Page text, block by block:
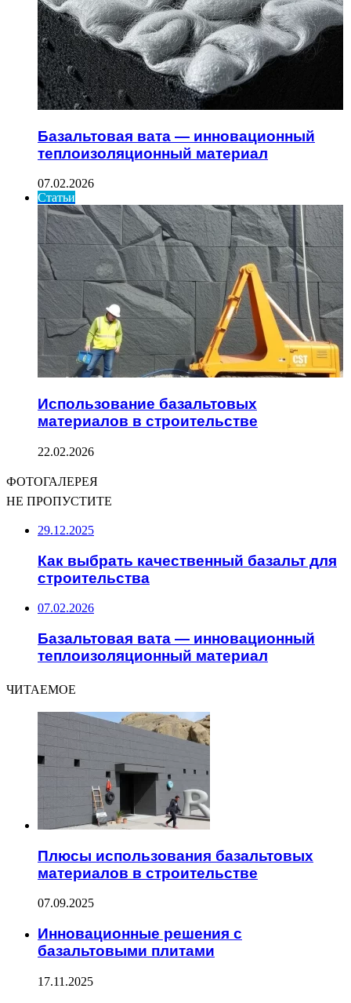
Базальтовая вата — инновационный
теплоизоляционный материал
07.02.2026
Статьи
Использование базальтовых
материалов в строительстве
22.02.2026
ФОТОГАЛЕРЕЯ
НЕ ПРОПУСТИТЕ
29.12.2025
Как выбрать качественный базальт для
строительства
07.02.2026
Базальтовая вата — инновационный
теплоизоляционный материал
ЧИТАЕМОЕ
Плюсы использования базальтовых
материалов в строительстве
07.09.2025
Инновационные решения с
базальтовыми плитами
17.11.2025